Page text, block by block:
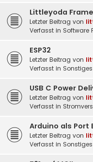
Littleyoda
Letzter Beitrag von
Verfasst in Software
ESP32
Letzter Beitrag von
Verfasst in Sonstiges
USB C Power
Letzter Beitrag von
Verfasst in
Arduino als Port
Letzter Beitrag von
Verfasst in Sonstiges